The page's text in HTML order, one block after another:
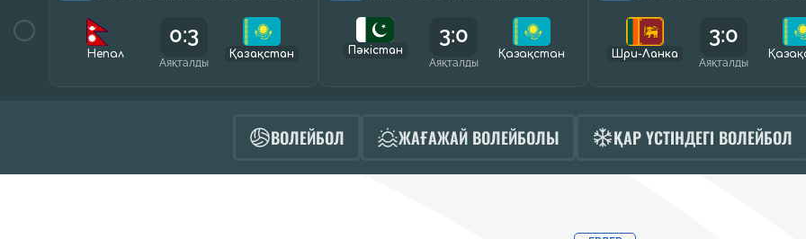
Непал
0:3
Аяқталды
Қазақcтан Пәкістан
3:0
Аяқталды
Қазақcтан Шри-Ланка
3:0
Аяқталды
ВОЛЕЙБОЛ ЖАҒАЖАЙ ВОЛЕЙБОЛЫ ҚАР ҮСТІНДЕГІ ВОЛЕЙБОЛ